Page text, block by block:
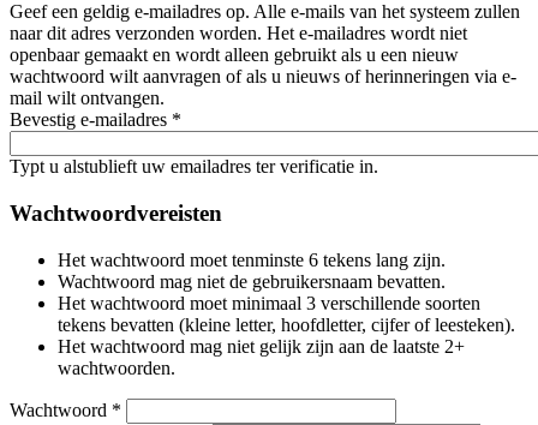
Geef een geldig e-mailadres op. Alle e-mails van het systeem zullen
naar dit adres verzonden worden. Het e-mailadres wordt niet
openbaar gemaakt en wordt alleen gebruikt als u een nieuw
wachtwoord wilt aanvragen of als u nieuws of herinneringen via e-
mail wilt ontvangen.
Bevestig e-mailadres *
Typt u alstublieft uw emailadres ter verificatie in.
Wachtwoordvereisten
Het wachtwoord moet tenminste 6 tekens lang zijn.
Wachtwoord mag niet de gebruikersnaam bevatten.
Het wachtwoord moet minimaal 3 verschillende soorten
tekens bevatten (kleine letter, hoofdletter, cijfer of leesteken).
Het wachtwoord mag niet gelijk zijn aan de laatste 2+
wachtwoorden.
Wachtwoord *